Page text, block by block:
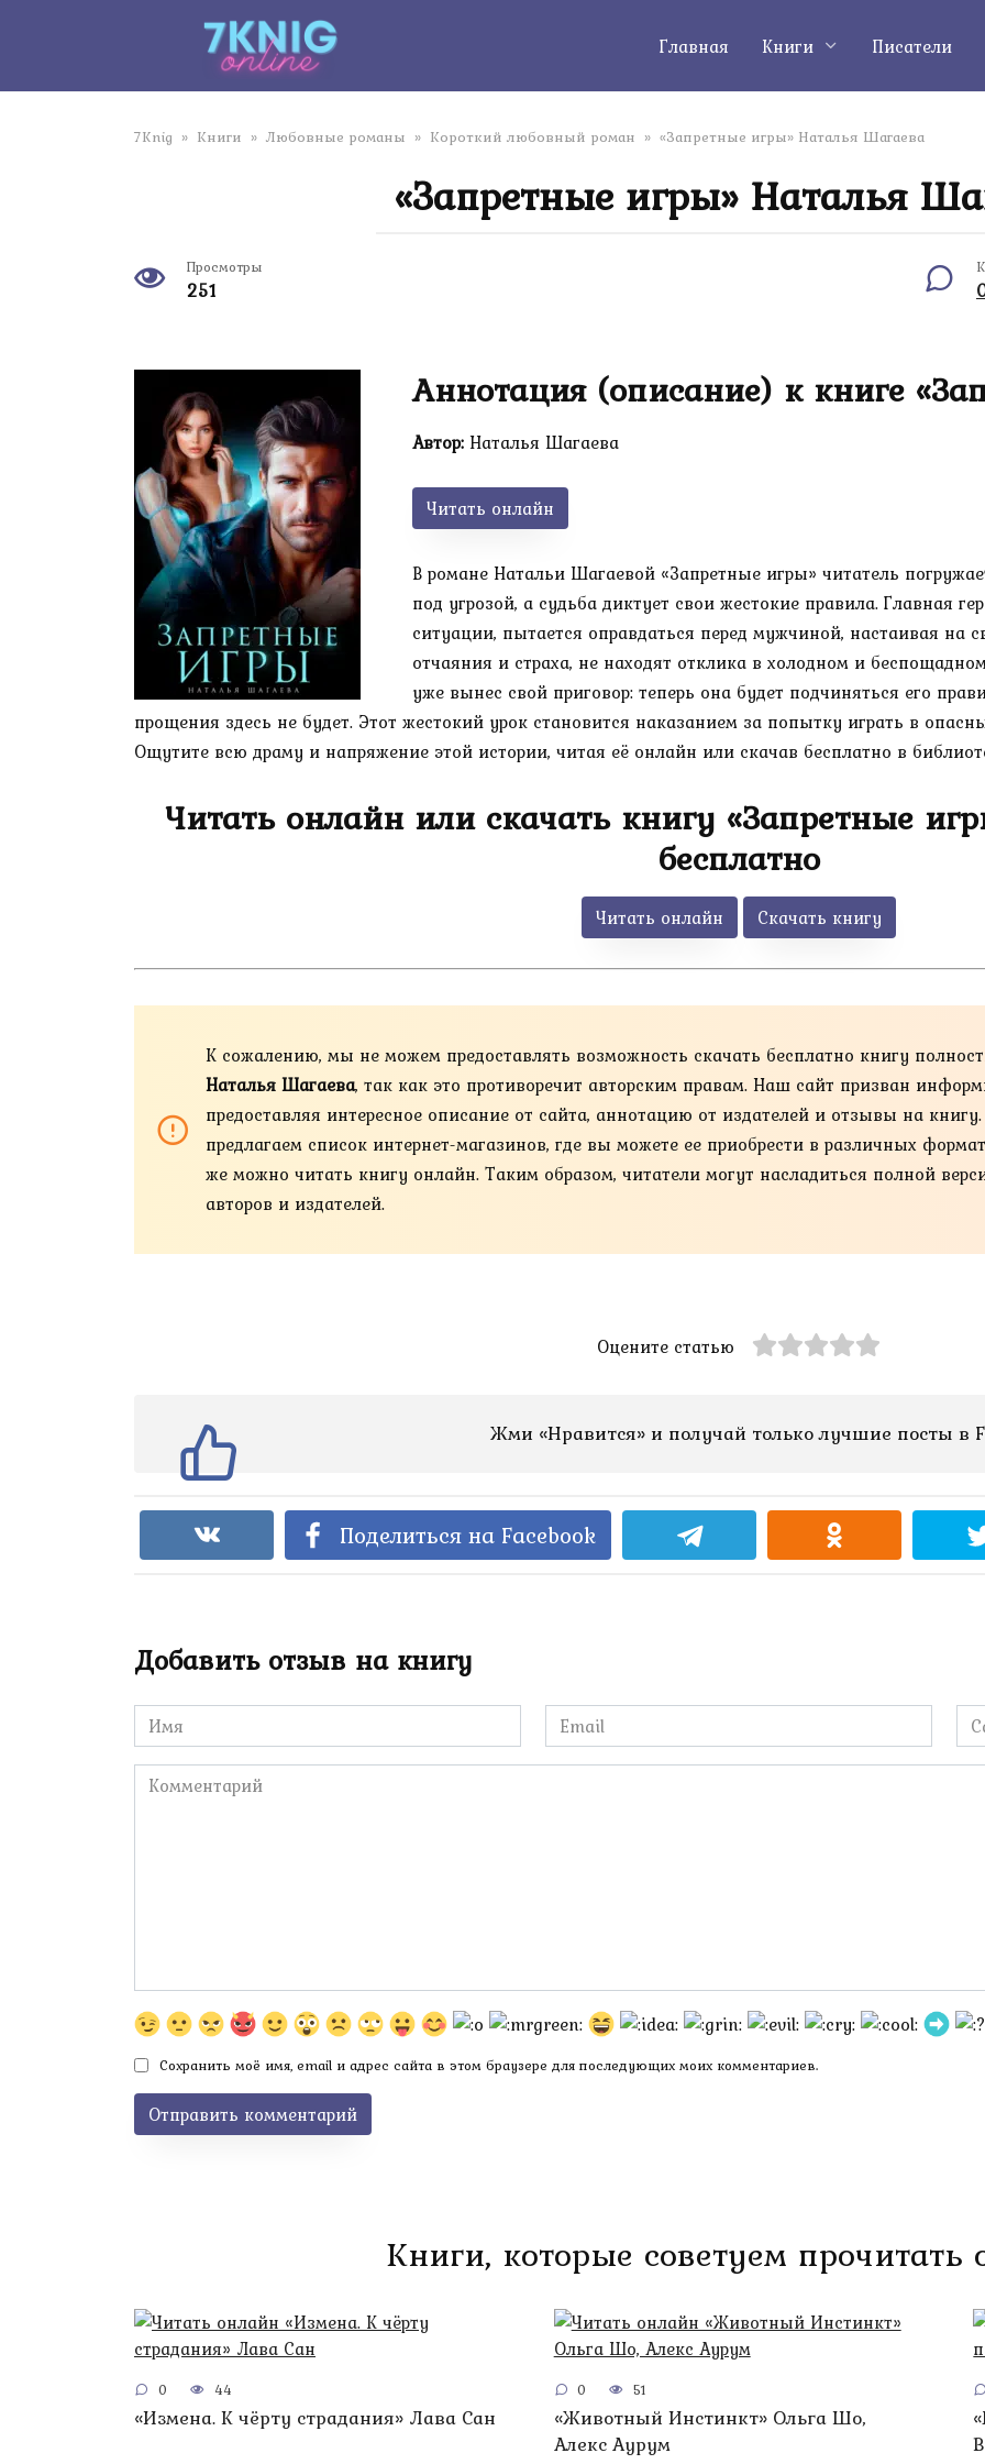
Главная Книги Писатели
7Knig » Книги » Любовные романы » Короткий любовный роман » «Запретные игры» Наталья Шагаева
«Запретные игры» Наталья
Просмотры
251
Аннотация (описание) к книге
Автор:Наталья Шагаева
Читать онлайн
В романе Натальи Шагаевой «Запретные игры» читатель
под угрозой, а судьба диктует свои жестокие правила. Главная
ситуации, пытается оправдаться перед мужчиной, настаивая на
отчаяния и страха, не находят отклика в холодном и
уже вынес свой приговор: теперь она будет подчиняться его
прощения здесь не будет. Этот жестокий урок становится наказанием за попытку играть в
Ощутите всю драму и напряжение этой истории, читая её онлайн или скачав бесплатно в
Читать онлайн или скачать книгу «Запретные
бесплатно
Читать онлайн Скачать книгу
К сожалению, мы не можем предоставлять возможность скачать бесплатно книгу
Наталья Шагаева, так как это противоречит авторским правам. Наш сайт призван
предоставляя интересное описание от сайта, аннотацию от издателей и отзывы на
предлагаем список интернет-магазинов, где вы можете ее приобрести в различных
же можно читать книгу онлайн. Таким образом, читатели могут насладиться полной
авторов и издателей.
Оцените статью
Жми «Нравится» и получай только лучшие посты в
Поделиться на Facebook
Добавить отзыв на книгу
Имя
*
Email
*
Комментарий
Сохранить моё имя, email и адрес сайта в этом браузере для последующих моих комментариев.
Книги, которые советуем прочитать
0 44
«Измена. К чёрту страдания» Лава Сан
0 51
«Животный Инстинкт» Ольга Шо,
Алекс Аурум